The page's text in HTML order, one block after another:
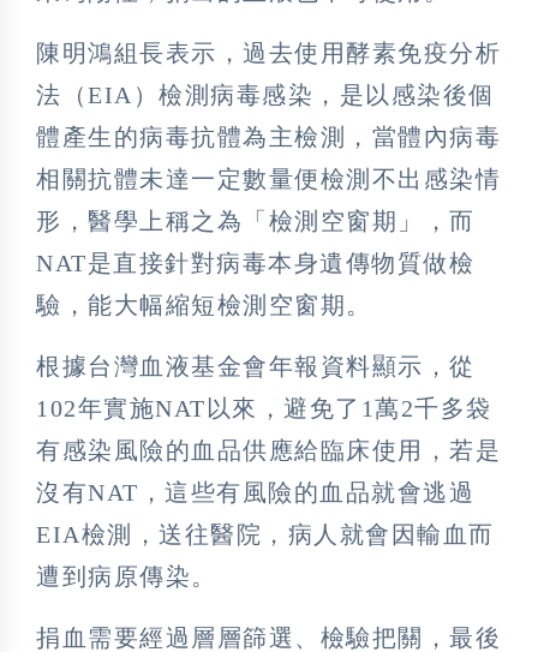
陳明鴻組長表示，過去使用酵素免疫分析
法（EIA）檢測病毒感染，是以感染後個
體產生的病毒抗體為主檢測，當體內病毒
相關抗體未達一定數量便檢測不出感染情
形，醫學上稱之為「檢測空窗期」，而
NAT是直接針對病毒本身遺傳物質做檢
驗，能大幅縮短檢測空窗期。
根據台灣血液基金會年報資料顯示，從
102年實施NAT以來，避免了1萬2千多袋
有感染風險的血品供應給臨床使用，若是
沒有NAT，這些有風險的血品就會逃過
EIA檢測，送往醫院，病人就會因輸血而
遭到病原傳染。
捐血需要經過層層篩選、檢驗把關，最後